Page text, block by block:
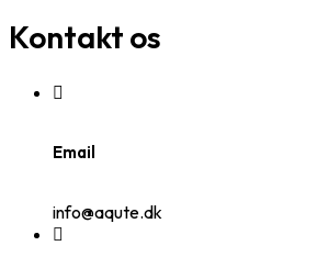
Kontakt os
Email
info@aqute.dk